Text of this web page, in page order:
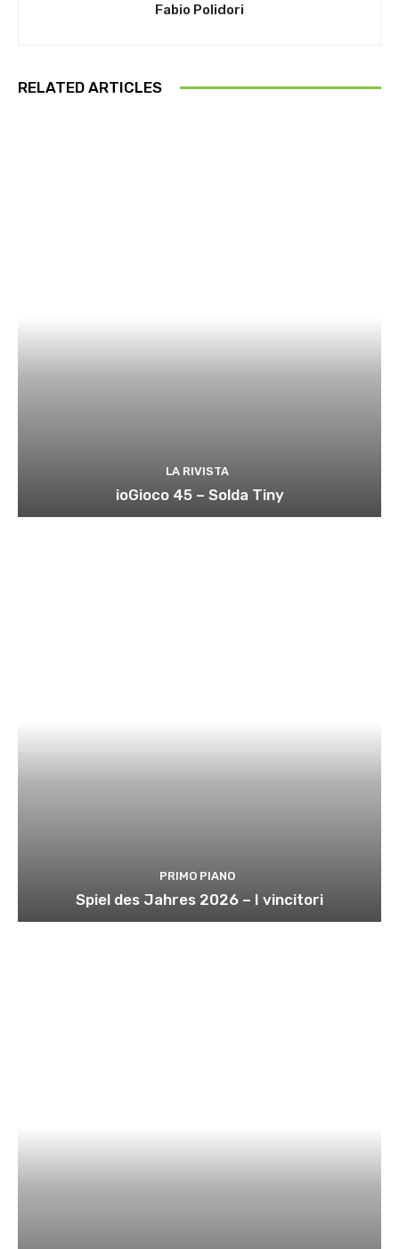
Fabio Polidori
RELATED ARTICLES
LA RIVISTA
ioGioco 45 – Solda Tiny
PRIMO PIANO
Spiel des Jahres 2026 – I vincitori